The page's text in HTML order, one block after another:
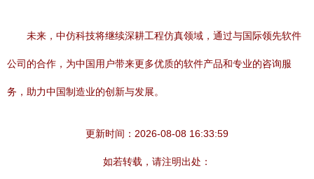
未来，中仿科技将继续深耕工程仿真领域，通过与国际领先软件
公司的合作，为中国用户带来更多优质的软件产品和专业的咨询服
务，助力中国制造业的创新与发展。
更新时间：2026-08-08 16:33:59
如若转载，请注明出处：